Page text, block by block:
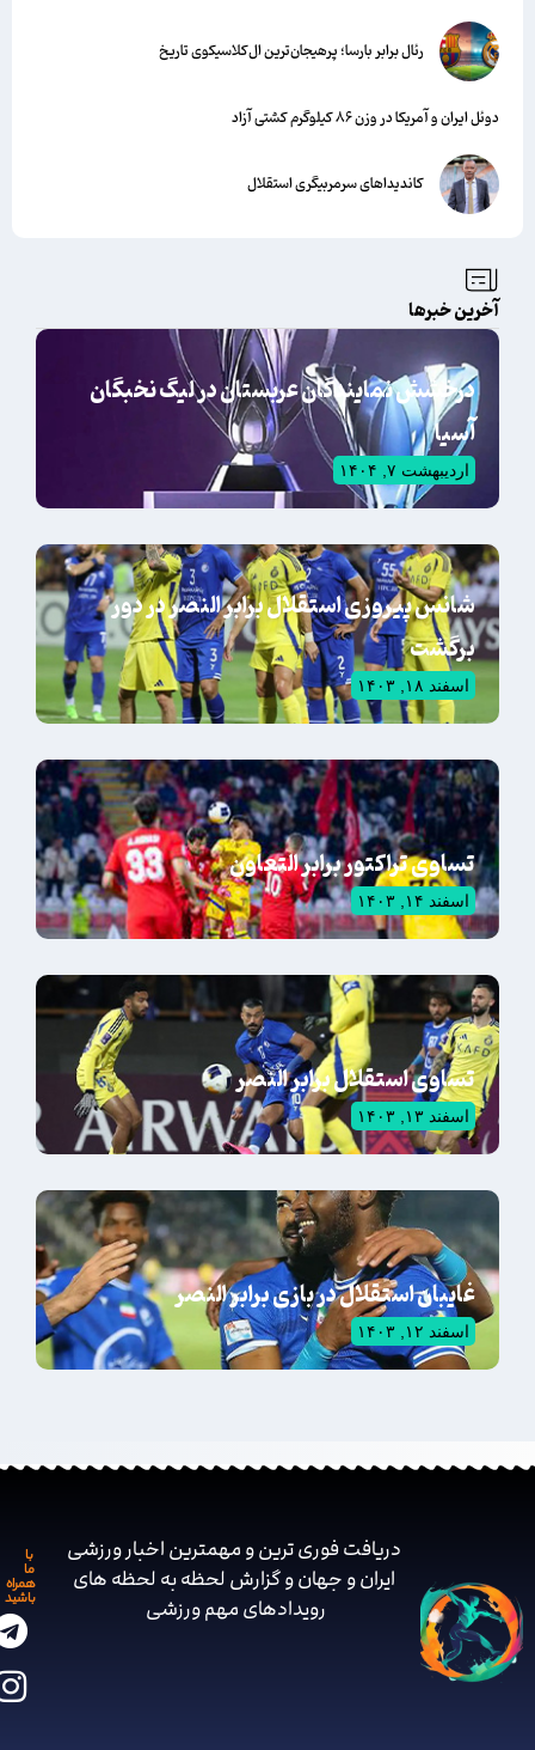
رئال برابر بارسا؛ پرهیجان‌‌ترین ال‌کلاسیکوی تاریخ
دوئل ایران و آمریکا در وزن ۸۶ کیلوگرم کشتی آزاد
کاندیداهای سرمربیگری استقلال
آخرین خبرها
درخشش نمایندگان عربستان در لیگ نخبگان
آسیا
اردیبهشت ۷, ۱۴۰۴
شانس پیروزی استقلال برابر النصر در دور
برگشت
اسفند ۱۸, ۱۴۰۳
تساوی تراکتور برابر التعاون
اسفند ۱۴, ۱۴۰۳
تساوی استقلال برابر النصر
اسفند ۱۳, ۱۴۰۳
غایبان استقلال در بازی برابر النصر
اسفند ۱۲, ۱۴۰۳
دریافت فوری ترین و مهمترین اخبار ورزشی
ایران و جهان و گزارش لحظه به لحظه های
رویدادهای مهم ‌ورزشی
همراه
باشید